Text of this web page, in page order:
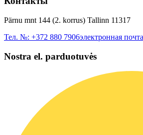
Pärnu mnt 144 (2. korrus) Tallinn 11317
Тел. №: +372 880 7906электронная
Nostra el. parduotuvės